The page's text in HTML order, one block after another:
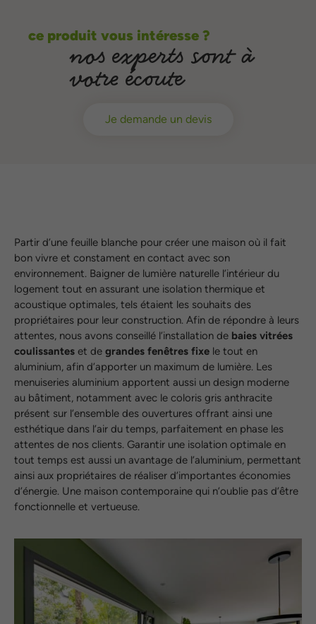
ce produit vous intéresse ?
nos experts sont à
votre écoute
Je demande un devis
Partir d’une feuille blanche pour créer une maison où il fait
bon vivre et constament en contact avec son
environnement. Baigner de lumière naturelle l’intérieur du
logement tout en assurant une isolation thermique et
acoustique optimales, tels étaient les souhaits des
propriétaires pour leur construction. Afin de répondre à leurs
attentes, nous avons conseillé l’installation de baies vitrées
coulissantes et de grandes fenêtres fixe le tout en
aluminium, afin d’apporter un maximum de lumière. Les
menuiseries aluminium apportent aussi un design moderne
au bâtiment, notamment avec le coloris gris anthracite
présent sur l’ensemble des ouvertures offrant ainsi une
esthétique dans l’air du temps, parfaitement en phase les
attentes de nos clients. Garantir une isolation optimale en
tout temps est aussi un avantage de l’aluminium, permettant
ainsi aux propriétaires de réaliser d’importantes économies
d’énergie. Une maison contemporaine qui n’oublie pas d’être
fonctionnelle et vertueuse.